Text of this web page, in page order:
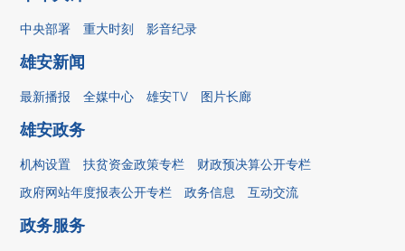
中央部署 重大时刻 影音纪录
雄安新闻
最新播报 全媒中心 雄安TV 图片长廊
雄安政务
机构设置 扶贫资金政策专栏
财政预决算公开专栏
政府网站年度报表公开专栏
政务信息 互动交流
政务服务